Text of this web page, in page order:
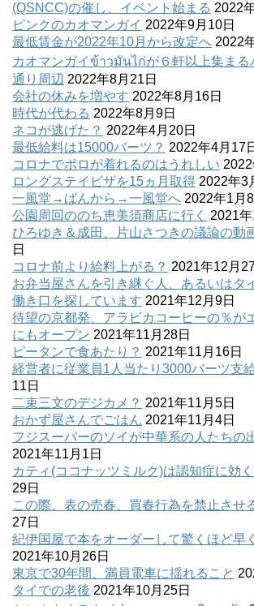
(QSNCC)の催し、イベント始まる 2022
ピンクのカオマンガイ 2022年9月10日
最低賃金が2022年10月から改定へ 2022
カオマンガイข้าวมันไก่が６軒以上集まる
通り周辺 2022年8月21日
会社の休みを増やす 2022年8月16日
時代が代わる 2022年8月9日
ネコが逃げた？ 2022年4月20日
最低給料は15000バーツ？ 2022年4月17
コロナでポロが着れるのはうれしい 2022
ロングステイビザを15ヵ月取得 2022年3
一風堂→ばんから→一風堂へ 2022年1月8
公園周回ののち恵美須商店に行く 2021年
ひろゆき＆成田、片山さつきの議論の動
日
コロナ前より給料上がる？ 2021年12月
お弁当屋さんを引き継ぐ人、あるいはタ
働き口を探しています 2021年12月9日
待望の京都発、アラビカコーヒーの％が
にもオープン 2021年11月28日
ピータンで食あたり？ 2021年11月16日
経営者に従業員1人当たり3000バーツ支
11日
二束三文のデジカメ？ 2021年11月5日
おかず屋さんでごはん 2021年11月4日
フジスーパーのソイが中華系の人たちの
2021年11月1日
カティ(ココナッツミルク)は認知症に効く
29日
この際、表の売春、買春行為を禁止させ
27日
紀伊国屋で本をオーダーして驚くほど早
2021年10月26日
東京で30年間、満員電車に揺れること
タイでの老後 2021年10月25日